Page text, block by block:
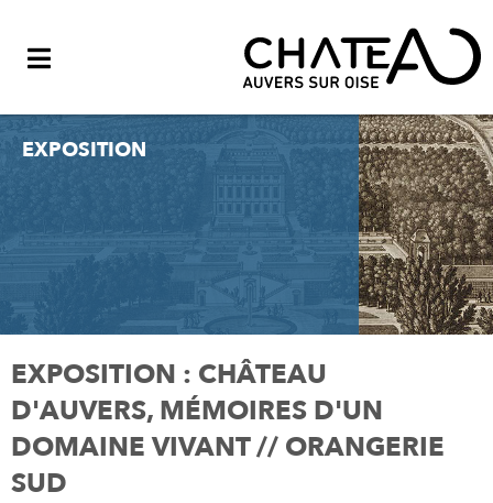
EXPOSITION
EXPOSITION : CHÂTEAU
D'AUVERS, MÉMOIRES D'UN
DOMAINE VIVANT // ORANGERIE
SUD